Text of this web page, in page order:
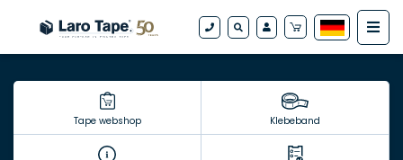
Tape webshop Klebeband